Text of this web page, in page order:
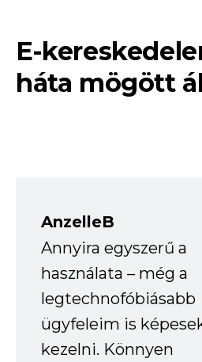
E-
háta mögött
AnzelleB
Annyira egyszerű a
használata – még a
legtechnofóbiásabb
ügyfeleim is
kezelni. Könnyen